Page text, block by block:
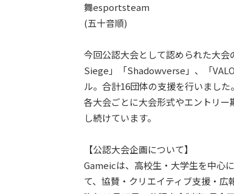
舞esportsteam
(五十音順)
今回公認大会として認められた大
Siege」「Shadowverse」、「
ル。合計16団体の支援を行いました。
各大会ごとに大会形式やエントリ
し続けています。
【公認大会企画について】
Gameicは、高校生・大学生を中心
て、協賛・クリエイティブ支援・